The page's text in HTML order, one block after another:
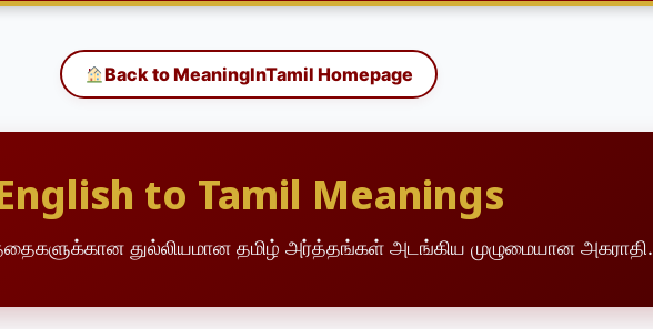
Back to MeaningInTamil Homepage
to Tamil Meanings
துல்லியமான தமிழ் அர்த்தங்கள் அடங்கிய முழுமையான அகராதி.